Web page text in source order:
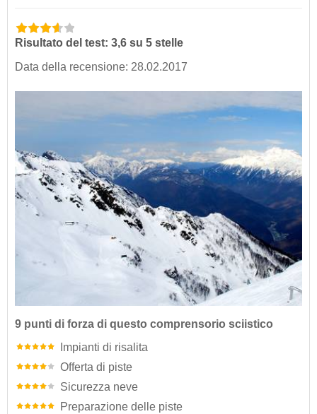
Risultato del test: 3,6 su 5 stelle
Data della recensione: 28.02.2017
9 punti di forza di questo comprensorio sciistico
Impianti di risalita
Offerta di piste
Sicurezza neve
Preparazione delle piste